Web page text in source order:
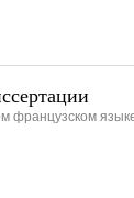
французском